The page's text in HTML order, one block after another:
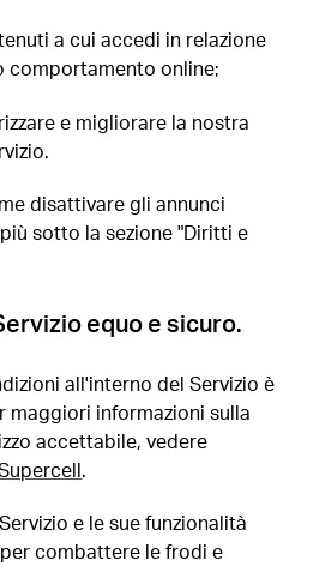
a cui accedi in relazione
comportamento online;
e migliorare la nostra
disattivare gli annunci
sotto la sezione "Diritti e
equo e sicuro.
all'interno del Servizio è
maggiori informazioni sulla
accettabile, vedere
.
e le sue funzionalità
combattere le frodi e